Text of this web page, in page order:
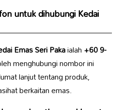
untuk dihubungiKedai
Emas Seri Pakaialah+60 9-
menghubungi nombor ini
lanjut tentang produk,
berkaitan emas.